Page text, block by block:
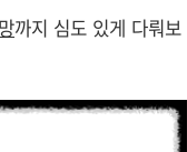
까지 심도 있게 다뤄보